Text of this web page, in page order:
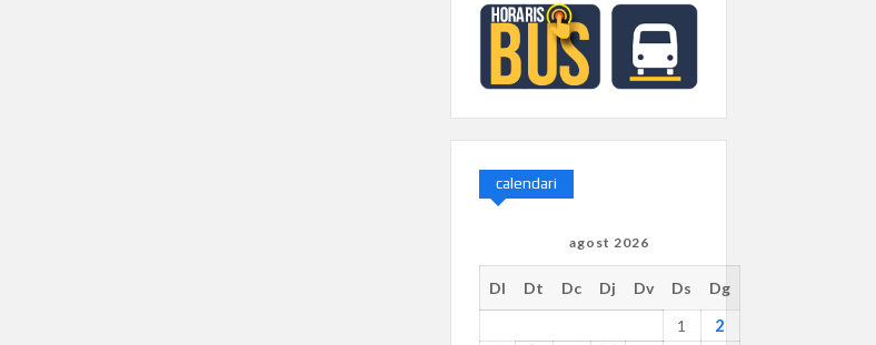
calendari
agost 2026
Dl Dt Dc Dj Dv Ds
Dg
1
2